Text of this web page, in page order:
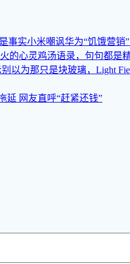
小米嘲讽华为“饥饿营销
的心灵鸡汤语录，句句都是精
别以为那只是块玻璃，Light
延 网友直呼“赶紧还钱”